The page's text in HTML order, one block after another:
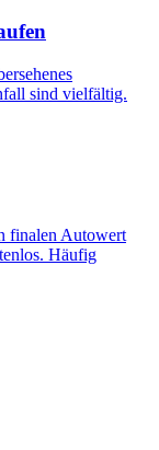
sind vielfältig.
finalen Autowert
Häufig